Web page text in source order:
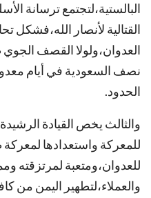
البالستية،لتجتمع ترسانة
القتالية لأنصار الله،فشكل
العدوان،ولولا القصف الجوي
نصف السعودية في أيام
الحدود.
والثالث يخص القيادة
للمعركة واستعدادها لمعركة
للعدوان،ومتعبة لمرتزقته
والعملاء،لتطهير اليمن من